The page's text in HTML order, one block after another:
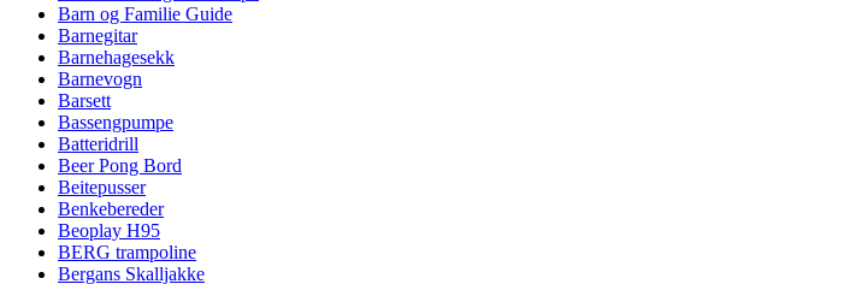
Barn og Familie Guide
Barnegitar
Barnehagesekk
Barnevogn
Barsett
Bassengpumpe
Batteridrill
Beer Pong Bord
Beitepusser
Benkebereder
Beoplay H95
BERG trampoline
Bergans Skalljakke